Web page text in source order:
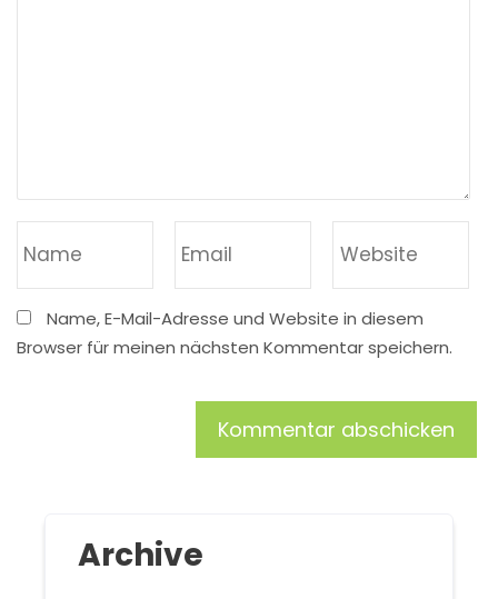
Name, E-Mail-Adresse und Website in diesem
Browser für meinen nächsten Kommentar speichern.
Archive